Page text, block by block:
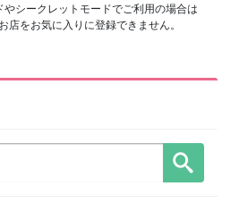
シークレットモードでご利用の場合は
をお気に入りに登録できません。